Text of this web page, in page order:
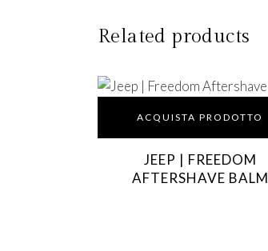
Related products
ACQUISTA PRODOTTO
JEEP | FREEDOM
AFTERSHAVE BALM